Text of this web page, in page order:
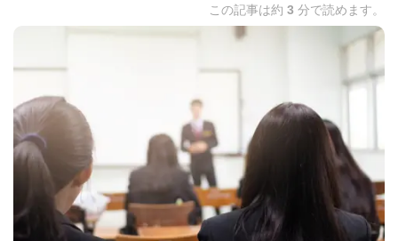
この記事は約 3 分で読めます。